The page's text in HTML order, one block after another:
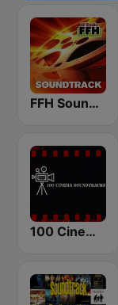
FFH Soundtrack
100 Cinema Soundtracks